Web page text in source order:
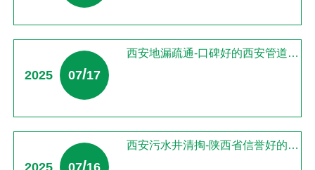
2025 07/17
西安地漏疏通-口碑好的西安管道疏通服务推荐
2025 07/16
西安污水井清掏-陕西省信誉好的西安管道疏通公司品质推荐